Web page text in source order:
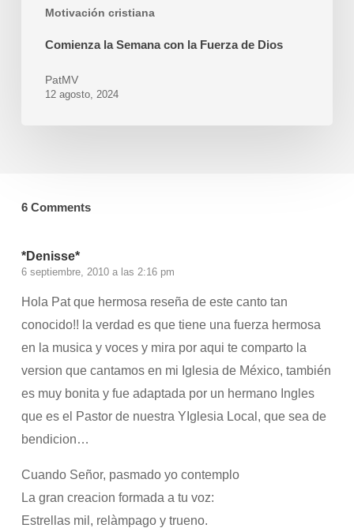
Motivación cristiana
Comienza la Semana con la Fuerza de Dios
PatMV
12 agosto, 2024
6 Comments
*Denisse*
6 septiembre, 2010 a las 2:16 pm
Hola Pat que hermosa reseña de este canto tan
conocido!! la verdad es que tiene una fuerza hermosa
en la musica y voces y mira por aqui te comparto la
version que cantamos en mi Iglesia de México, también
es muy bonita y fue adaptada por un hermano Ingles
que es el Pastor de nuestra YIglesia Local, que sea de
bendicion…
Cuando Señor, pasmado yo contemplo
La gran creacion formada a tu voz:
Estrellas mil, relàmpago y trueno.